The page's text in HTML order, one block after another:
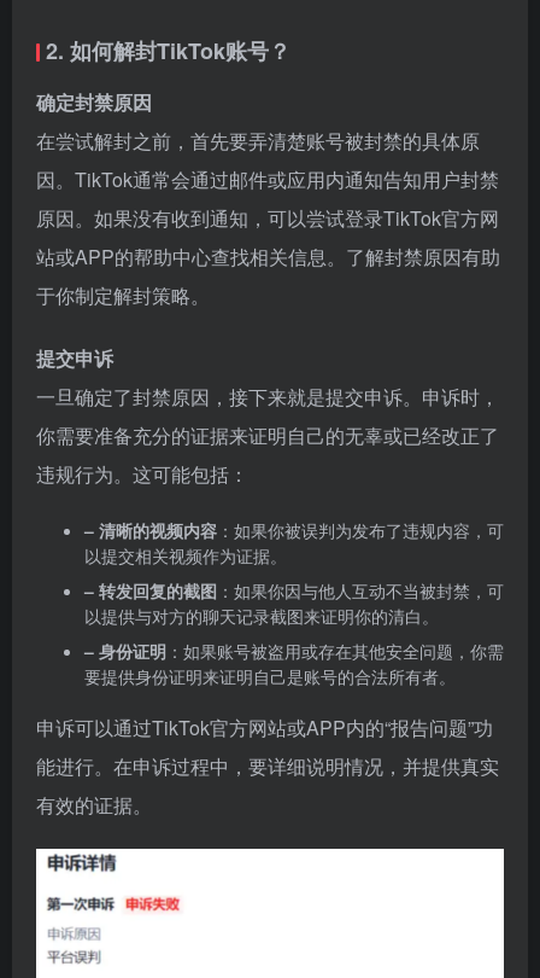
2. 如何解封TikTok账号？
确定封禁原因
在尝试解封之前，首先要弄清楚账号被封禁的具体原
因。TikTok通常会通过邮件或应用内通知告知用户封禁
原因。如果没有收到通知，可以尝试登录TikTok官方网
站或APP的帮助中心查找相关信息。了解封禁原因有助
于你制定解封策略。
提交申诉
一旦确定了封禁原因，接下来就是提交申诉。申诉时，
你需要准备充分的证据来证明自己的无辜或已经改正了
违规行为。这可能包括：
– 清晰的视频内容 ：如果你被误判为发布了违规内容，可
以提交相关视频作为证据。
– 转发回复的截图 ：如果你因与他人互动不当被封禁，可
以提供与对方的聊天记录截图来证明你的清白。
– 身份证明 ：如果账号被盗用或存在其他安全问题，你需
要提供身份证明来证明自己是账号的合法所有者。
申诉可以通过TikTok官方网站或APP内的“报告问题”功
能进行。在申诉过程中，要详细说明情况，并提供真实
有效的证据。